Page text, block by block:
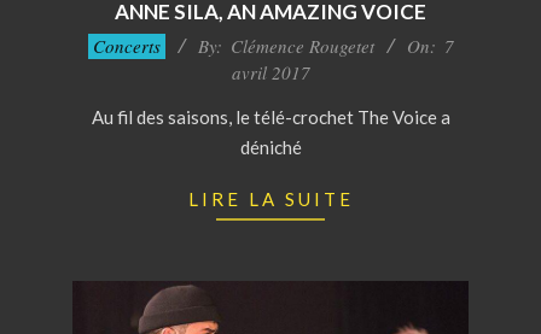
ANNE SILA, AN AMAZING VOICE
2017-
Concerts By: Clémence Rougetet On: 7
avril 2017
Au fil des saisons, le télé-crochet The Voice a
déniché
LIRE LA SUITE